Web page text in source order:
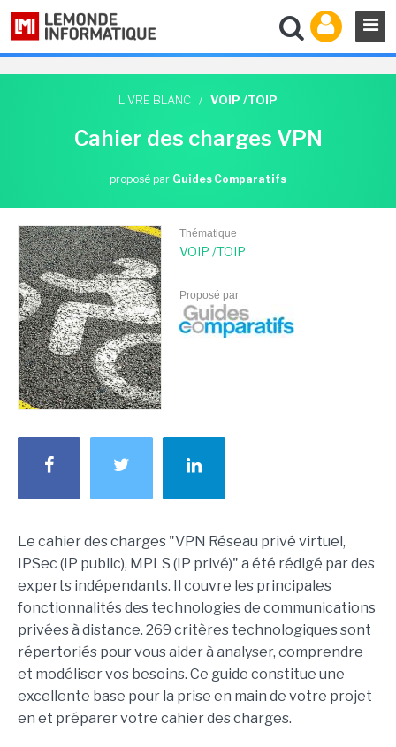
LIVRE BLANC / VOIP /TOIP
Cahier des charges VPN
proposé par Guides Comparatifs
Thématique
VOIP /TOIP
Proposé par
Le cahier des charges "VPN Réseau privé virtuel,
IPSec (IP public), MPLS (IP privé)" a été rédigé par des
experts indépendants. Il couvre les principales
fonctionnalités des technologies de communications
privées à distance. 269 critères technologiques sont
répertoriés pour vous aider à analyser, comprendre
et modéliser vos besoins. Ce guide constitue une
excellente base pour la prise en main de votre projet
en et préparer votre cahier des charges.